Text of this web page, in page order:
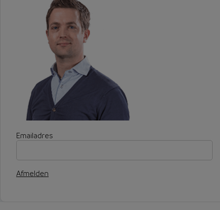
Emailadres
Afmelden